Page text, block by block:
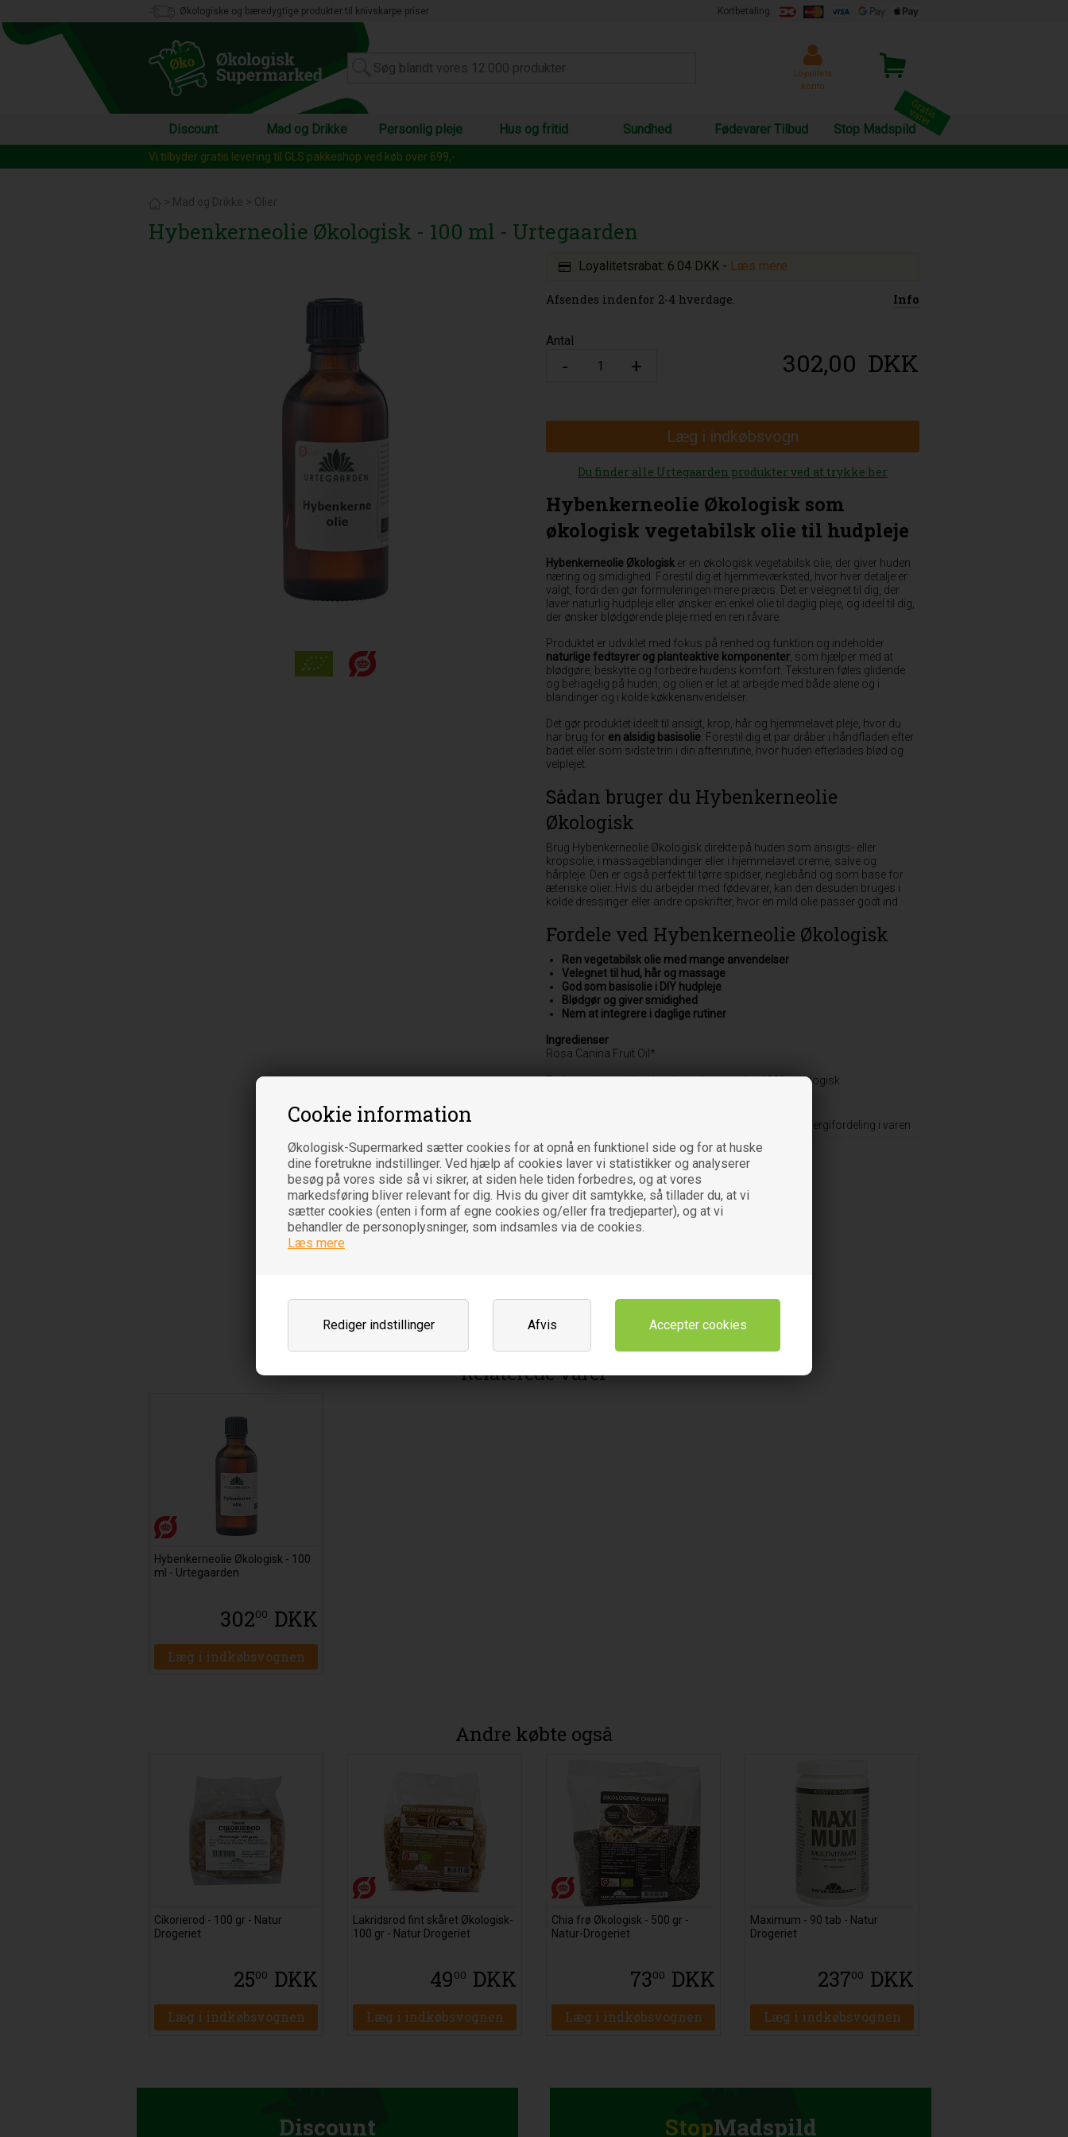
Cookie information
Økologisk-Supermarked sætter cookies for at opnå en funktionel side og for at huske
dine foretrukne indstillinger. Ved hjælp af cookies laver vi statistikker og analyserer
besøg på vores side så vi sikrer, at siden hele tiden forbedres, og at vores
markedsføring bliver relevant for dig. Hvis du giver dit samtykke, så tillader du, at vi
sætter cookies (enten i form af egne cookies og/eller fra tredjeparter), og at vi
behandler de personoplysninger, som indsamles via de cookies.
Læs mere
Rediger indstillinger Afvis
Økologiske og bæredygtige produkter til knivskarpe priser Kortbetaling
Loyalitets
konto
Discount Mad og Drikke Personlig pleje Hus og fritid Sundhed Fødevarer Tilbud Stop Madspild
Vi tilbyder gratis levering til GLS pakkeshop ved køb over 699,-
> Mad og Drikke > Olier
Hybenkerneolie Økologisk - 100 ml - Urtegaarden
Loyalitetsrabat: 6.04 DKK - Læs mere
Afsendes indenfor 2-4 hverdage. Info
Antal
302,00 DKK
Læg i indkøbsvogn
Du finder alle Urtegaarden produkter ved at trykke her
Hybenkerneolie Økologisk som
økologisk vegetabilsk olie til hudpleje
Hybenkerneolie Økologisk er en økologisk vegetabilsk olie, der giver huden
næring og smidighed. Forestil dig et hjemmeværksted, hvor hver detalje er
valgt, fordi den gør formuleringen mere præcis. Det er velegnet til dig, der
laver naturlig hudpleje eller ønsker en enkel olie til daglig pleje, og ideel til dig,
der ønsker blødgørende pleje med en ren råvare.
Produktet er udviklet med fokus på renhed og funktion og indeholder
naturlige fedtsyrer og planteaktive komponenter, som hjælper med at
blødgøre, beskytte og forbedre hudens komfort. Teksturen føles glidende
og behagelig på huden, og olien er let at arbejde med både alene og i
blandinger og i kolde køkkenanvendelser.
Det gør produktet ideelt til ansigt, krop, hår og hjemmelavet pleje, hvor du
har brug for en alsidig basisolie. Forestil dig et par dråber i håndfladen efter
badet eller som sidste trin i din aftenrutine, hvor huden efterlades blød og
velplejet.
Sådan bruger du Hybenkerneolie
Økologisk
Brug Hybenkerneolie Økologisk direkte på huden som ansigts- eller
kropsolie, i massageblandinger eller i hjemmelavet creme, salve og
hårpleje. Den er også perfekt til tørre spidser, neglebånd og som base for
æteriske olier. Hvis du arbejder med fødevarer, kan den desuden bruges i
kolde dressinger eller andre opskrifter, hvor en mild olie passer godt ind.
Fordele ved Hybenkerneolie Økologisk
Ren vegetabilsk olie med mange anvendelser
Velegnet til hud, hår og massage
God som basisolie i DIY hudpleje
Blødgør og giver smidighed
Nem at integrere i daglige rutiner
Ingredienser
Rosa Canina Fruit Oil*
Er der angivet en * ved en ingrediens, er den 100% økologisk
Energifordeling i varen
Oprindelsesland
DK-ØKO 100
Ikke-EU jordbrug
Varebetegnelse
Fødevare
Relaterede varer
Hybenkerneolie Økologisk - 100
ml - Urtegaarden
30200 DKK
Læg i indkøbsvognen
Andre købte også
Cikorierod - 100 gr - Natur
Drogeriet
2500 DKK
Læg i indkøbsvognen
Lakridsrod fint skåret Økologisk-
100 gr - Natur Drogeriet
4900 DKK
Læg i indkøbsvognen
Chia frø Økologisk - 500 gr -
Natur-Drogeriet
7300 DKK
Læg i indkøbsvognen
Maximum - 90 tab - Natur
Drogeriet
23700 DKK
Læg i indkøbsvognen
Discount StopMadspild